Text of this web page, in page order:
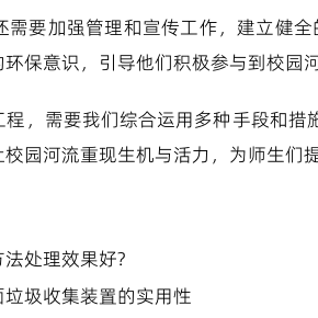
要加强管理和宣传工作，建立健
保意识，引导他们积极参与到校园
，需要我们综合运用多种手段和措
园河流重现生机与活力，为师生们
处理效果好?
圾收集装置的实用性